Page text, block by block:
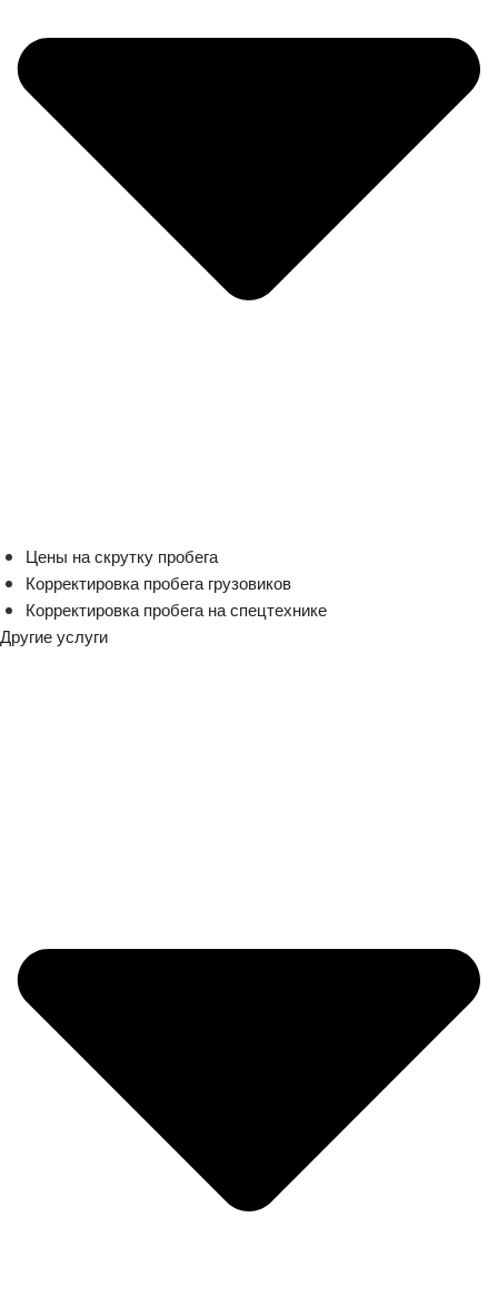
Цены на скрутку пробега
Корректировка пробега грузовиков
Корректировка пробега на спецтехнике
Другие услуги